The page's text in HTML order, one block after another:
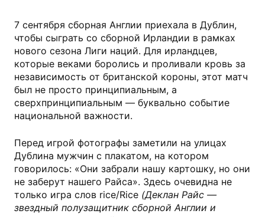
7 сентября сборная Англии приехала в Дублин,
чтобы сыграть со сборной Ирландии в рамках
нового сезона Лиги наций. Для ирландцев,
которые веками боролись и проливали кровь за
независимость от британской короны, этот матч
был не просто принципиальным, а
сверхпринципиальным — буквально событие
национальной важности.
Перед игрой фотографы заметили на улицах
Дублина мужчин с плакатом, на котором
говорилось: «Они забрали нашу картошку, но они
не заберут нашего Райса». Здесь очевидна не
только игра слов rice/Rice (Деклан Райс —
звездный полузащитник сборной Англии и